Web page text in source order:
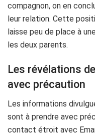
compagnon, on en
leur relation. Cette
laisse peu de place à
les deux parents.
Les révélations
avec précaution
Les informations
sont à prendre avec
contact étroit avec